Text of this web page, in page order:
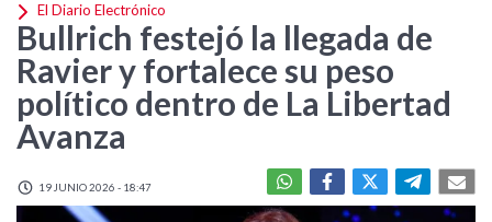
El Diario Electrónico
Bullrich festejó la llegada de
Ravier y fortalece su peso
político dentro de La Libertad
Avanza
19 JUNIO 2026 - 18:47